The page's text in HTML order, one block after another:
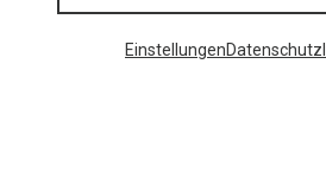
EinstellungenDatenschutz